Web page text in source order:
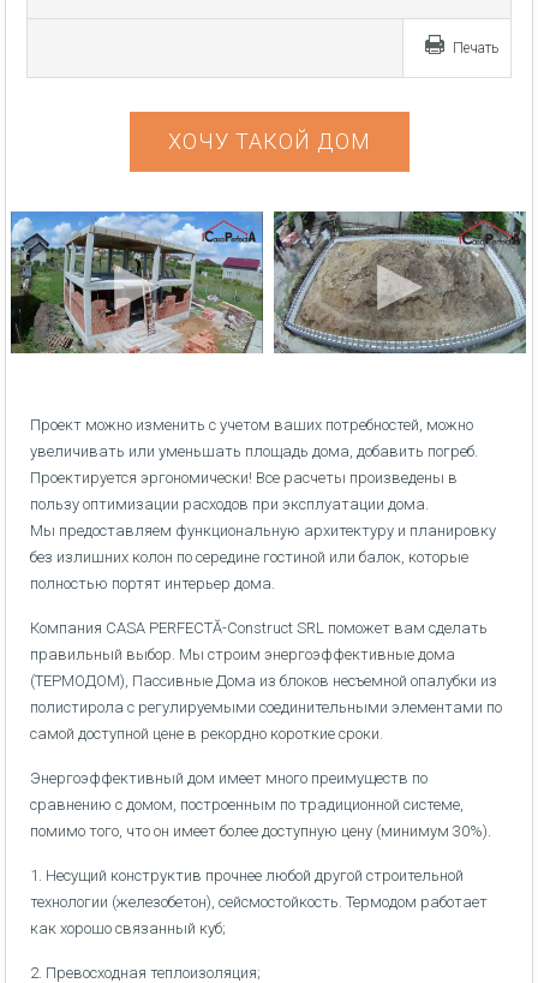
Печать
ХОЧУ ТАКОЙ ДОМ
Проект можно изменить с учетом ваших потребностей, можно
увеличивать или уменьшать площадь дома, добавить погреб.
Проектируется эргономически! Все расчеты произведены в
пользу оптимизации расходов при эксплуатации дома.
Мы предоставляем функциональную архитектуру и планировку
без излишних колон по середине гостиной или балок, которые
полностью портят интерьер дома.
Компания CASA PERFECTĂ-Construct SRL поможет вам сделать
правильный выбор. Мы строим энергоэффективные дома
(ТЕРМОДОМ), Пассивные Дома из блоков несъемной опалубки из
полистирола с регулируемыми соединительными элементами по
самой доступной цене в рекордно короткие сроки.
Энергоэффективный дом имеет много преимуществ по
сравнению с домом, построенным по традиционной системе,
помимо того, что он имеет более доступную цену (минимум 30%).
1. Несущий конструктив прочнее любой другой строительной
технологии (железобетон), сейсмостойкость. Термодом работает
как хорошо связанный куб;
2. Превосходная теплоизоляция;